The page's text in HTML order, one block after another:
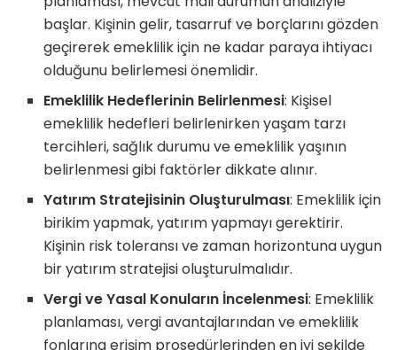
başlar. Kişinin gelir, tasarruf ve borçlarını gözden
geçirerek emeklilik için ne kadar paraya ihtiyacı
olduğunu belirlemesi önemlidir.
Emeklilik Hedeflerinin Belirlenmesi: Kişisel
emeklilik hedefleri belirlenirken yaşam tarzı
tercihleri, sağlık durumu ve emeklilik yaşının
belirlenmesi gibi faktörler dikkate alınır.
Yatırım Stratejisinin Oluşturulması: Emeklilik için
birikim yapmak, yatırım yapmayı gerektirir.
Kişinin risk toleransı ve zaman horizontuna uygun
bir yatırım stratejisi oluşturulmalıdır.
Vergi ve Yasal Konuların İncelenmesi: Emeklilik
planlaması, vergi avantajlarından ve emeklilik
fonlarına erişim prosedürlerinden en iyi şekilde